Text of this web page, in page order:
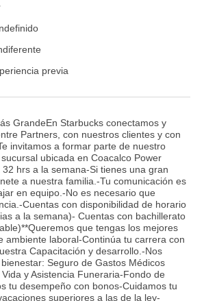
previa
GrandeEn Starbucks conectamos y
Partners, con nuestros clientes y con
invitamos a formar parte de nuestro
ubicada en Coacalco Power
hrs a la semana-Si tienes una gran
a nuestra familia.-Tu comunicación es
en equipo.-No es necesario que
Cuentas con disponibilidad de horario
a la semana)- Cuentas con bachillerato
que tengas los mejores
ambiente laboral-Continúa tu carrera con
Capacitación y desarrollo.-Nos
Seguro de Gastos Médicos
y Asistencia Funeraria-Fondo de
tu desempeño con bonos-Cuidamos tu
superiores a las de la ley-